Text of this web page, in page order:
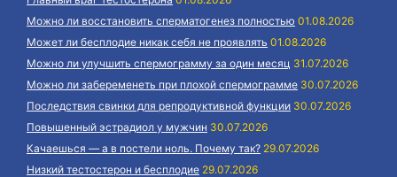
Можно ли восстановить сперматогенез полностью 01.08.2026
Может ли бесплодие никак себя не проявлять 01.08.2026
Можно ли улучшить спермограмму за один месяц 31.07.2026
Можно ли забеременеть при плохой спермограмме 30.07.2026
Последствия свинки для репродуктивной функции 30.07.2026
Повышенный эстрадиол у мужчин 30.07.2026
Качаешься — а в постели ноль. Почему так? 29.07.2026
Низкий тестостерон и бесплодие 29.07.2026